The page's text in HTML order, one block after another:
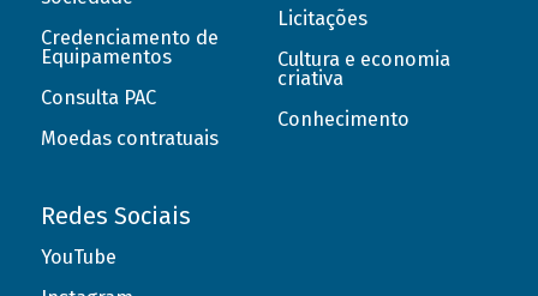
Credenciamento de
Equipamentos
Consulta PAC
Moedas contratuais
Licitações
Cultura e economia
criativa
Conhecimento
Redes Sociais
YouTube